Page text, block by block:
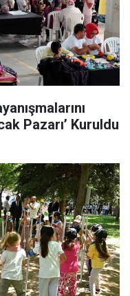
Pazarı’ Kuruldu